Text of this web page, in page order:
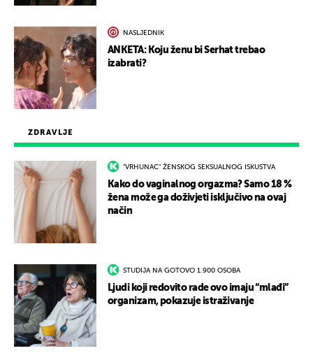
ZDRAVLJE
"VRHUNAC" ŽENSKOG SEKSUALNOG ISKUSTVA
Kako do vaginalnog orgazma? Samo 18 %
žena može ga doživjeti isključivo na ovaj
način
STUDIJA NA GOTOVO 1.900 OSOBA
Ljudi koji redovito rade ovo imaju “mlađi”
organizam, pokazuje istraživanje
NASLJEDNIK
ANKETA: Koju ženu bi Serhat trebao
izabrati?